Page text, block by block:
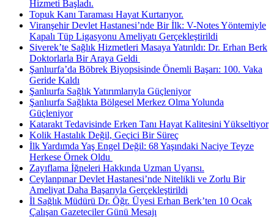
Hizmeti Başladı.
Topuk Kanı Taraması Hayat Kurtarıyor.
Viranşehir Devlet Hastanesi’nde Bir İlk: V-Notes Yöntemiyle
Kapalı Tüp Ligasyonu Ameliyatı Gerçekleştirildi
Siverek’te Sağlık Hizmetleri Masaya Yatırıldı: Dr. Erhan Berk
Doktorlarla Bir Araya Geldi ​
Şanlıurfa’da Böbrek Biyopsisinde Önemli Başarı: 100. Vaka
Geride Kaldı
Şanlıurfa Sağlık Yatırımlarıyla Güçleniyor
Şanlıurfa Sağlıkta Bölgesel Merkez Olma Yolunda
Güçleniyor
Katarakt Tedavisinde Erken Tanı Hayat Kalitesini Yükseltiyor
Kolik Hastalık Değil, Geçici Bir Süreç
İlk Yardımda Yaş Engel Değil: 68 Yaşındaki Naciye Teyze
Herkese Örnek Oldu ​
Zayıflama İğneleri Hakkında Uzman Uyarısı.
Ceylanpınar Devlet Hastanesi’nde Nitelikli ve Zorlu Bir
Ameliyat Daha Başarıyla Gerçekleştirildi
İl Sağlık Müdürü Dr. Öğr. Üyesi Erhan Berk’ten 10 Ocak
Çalışan Gazeteciler Günü Mesajı